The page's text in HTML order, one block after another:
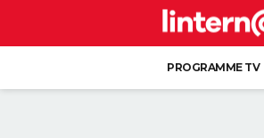
PROGRAMME TV